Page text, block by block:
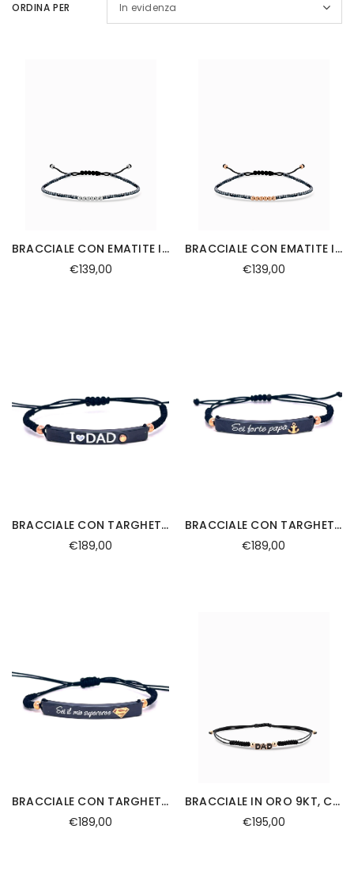
ORDINA PER In evidenza
BRACCIALE CON EMATITE IN ORO BIANCO LACCIO
€139,00
BRACCIALE CON EMATITE IN ORO ROSA LACCIO
€139,00
BRACCIALE CON TARGHETTA DI CERAMICA IN ORO 9KT E LACCIO NERO
€189,00
BRACCIALE CON TARGHETTA DI CERAMICA IN ORO 9KT E LACCIO NERO
€189,00
BRACCIALE CON TARGHETTA DI CERAMICA IN ORO 9KT E LACCIO NERO
€189,00
BRACCIALE IN ORO 9KT, CON SCRITTA DAD SMALTATA NERA E LACCIO
€195,00